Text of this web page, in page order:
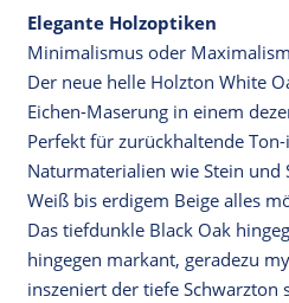
Elegante Holzoptiken
Minimalismus oder
Der neue helle Holzton White
Eichen-Maserung in einem
Perfekt für zurückhaltende
Naturmaterialien wie Stein
Weiß bis erdigem Beige alles
Das tiefdunkle Black Oak
hingegen markant, geradezu
inszeniert der tiefe Schwarzton